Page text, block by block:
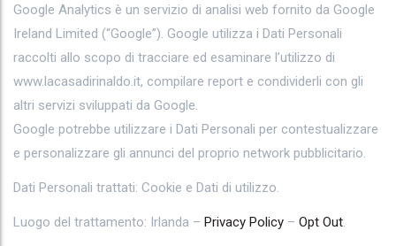
Google Analytics è un servizio di analisi web fornito da Google
Ireland Limited (“Google”). Google utilizza i Dati Personali
raccolti allo scopo di tracciare ed esaminare l’utilizzo di
www.lacasadirinaldo.it, compilare report e condividerli con gli
altri servizi sviluppati da Google.
Google potrebbe utilizzare i Dati Personali per contestualizzare
e personalizzare gli annunci del proprio network pubblicitario.
Dati Personali trattati: Cookie e Dati di utilizzo.
Luogo del trattamento: Irlanda – Privacy Policy – Opt Out.